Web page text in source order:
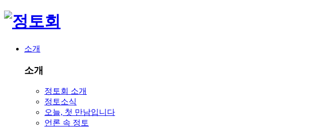
소개
소개
정토회 소개
정토소식
오늘, 첫 만남입니다
언론 속 정토